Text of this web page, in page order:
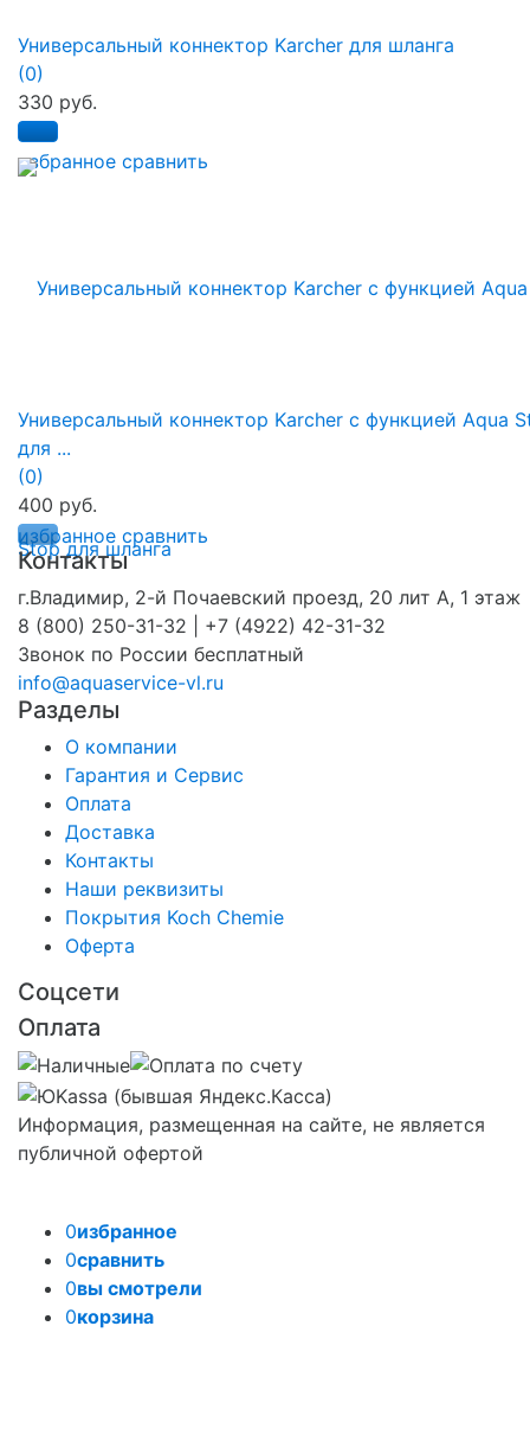
избранное сравнить
Универсальный коннектор Karcher для шланга
(0)
330 руб.
избранное сравнить
Универсальный коннектор Karcher с функцией Aqua
для ...
(0)
400 руб.
Контакты
г.Владимир, 2-й Почаевский проезд, 20 лит А, 1 этаж
8 (800) 250-31-32 | +7 (4922) 42-31-32
Звонок по России бесплатный
info@aquaservice-vl.ru
Разделы
О компании
Гарантия и Сервис
Оплата
Доставка
Контакты
Наши реквизиты
Покрытия Koch Chemie
Оферта
Соцсети
Оплата
Информация, размещенная на сайте, не является
публичной офертой
0избранное
0сравнить
0вы смотрели
0корзина
Задать вопрос